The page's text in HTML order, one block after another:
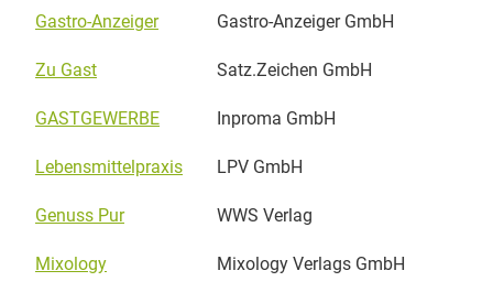
Gastro-Anzeiger Gastro-Anzeiger GmbH
Zu Gast Satz.Zeichen GmbH
GASTGEWERBE Inproma GmbH
Lebensmittelpraxis LPV GmbH
Genuss Pur WWS Verlag
Mixology Mixology Verlags GmbH